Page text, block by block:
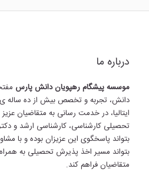
درباره ما
موسسه پیشگام رهپویان دانش پارس
دانش، تجربه و تخصص بیش از ده ساله ی
ایتالیا، در خدمت رسانی به متقاضیان
تحصیلی کارشناسی، کارشناسی ارشد و
بتواند پاسخگوی این عزیزان بوده و با
بتواند مسیر اخذ پذیرش تحصیلی به
متقاضیان فراهم کند.